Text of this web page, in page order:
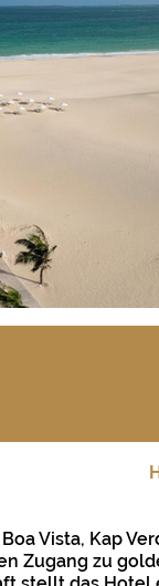
Boa Vista, Kap
Zugang zu